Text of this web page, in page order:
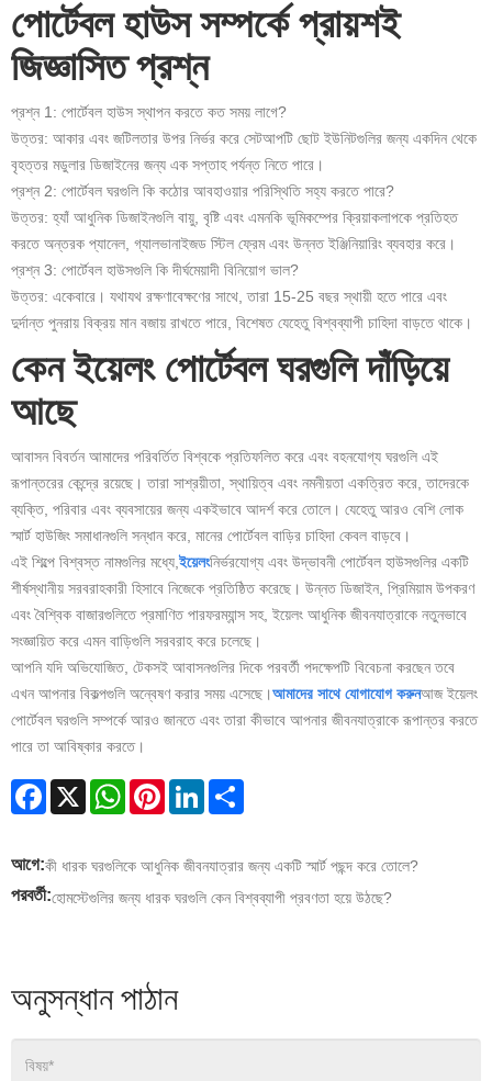
পোর্টেবল হাউস সম্পর্কে প্রায়শই
জিজ্ঞাসিত প্রশ্ন
প্রশ্ন 1: পোর্টেবল হাউস স্থাপন করতে কত সময় লাগে?
উত্তর: আকার এবং জটিলতার উপর নির্ভর করে সেটআপটি ছোট ইউনিটগুলির জন্য একদিন থেকে
বৃহত্তর মডুলার ডিজাইনের জন্য এক সপ্তাহ পর্যন্ত নিতে পারে।
প্রশ্ন 2: পোর্টেবল ঘরগুলি কি কঠোর আবহাওয়ার পরিস্থিতি সহ্য করতে পারে?
উত্তর: হ্যাঁ আধুনিক ডিজাইনগুলি বায়ু, বৃষ্টি এবং এমনকি ভূমিকম্পের ক্রিয়াকলাপকে প্রতিহত
করতে অন্তরক প্যানেল, গ্যালভানাইজড স্টিল ফ্রেম এবং উন্নত ইঞ্জিনিয়ারিং ব্যবহার করে।
প্রশ্ন 3: পোর্টেবল হাউসগুলি কি দীর্ঘমেয়াদী বিনিয়োগ ভাল?
উত্তর: একেবারে। যথাযথ রক্ষণাবেক্ষণের সাথে, তারা 15-25 বছর স্থায়ী হতে পারে এবং
দুর্দান্ত পুনরায় বিক্রয় মান বজায় রাখতে পারে, বিশেষত যেহেতু বিশ্বব্যাপী চাহিদা বাড়তে থাকে।
কেন ইয়েলং পোর্টেবল ঘরগুলি দাঁড়িয়ে
আছে
আবাসন বিবর্তন আমাদের পরিবর্তিত বিশ্বকে প্রতিফলিত করে এবং বহনযোগ্য ঘরগুলি এই
রূপান্তরের কেন্দ্রে রয়েছে। তারা সাশ্রয়ীতা, স্থায়িত্ব এবং নমনীয়তা একত্রিত করে, তাদেরকে
ব্যক্তি, পরিবার এবং ব্যবসায়ের জন্য একইভাবে আদর্শ করে তোলে। যেহেতু আরও বেশি লোক
স্মার্ট হাউজিং সমাধানগুলি সন্ধান করে, মানের পোর্টেবল বাড়ির চাহিদা কেবল বাড়বে।
এই শিল্পে বিশ্বস্ত নামগুলির মধ্যে,ইয়েলংনির্ভরযোগ্য এবং উদ্ভাবনী পোর্টেবল হাউসগুলির একটি
শীর্ষস্থানীয় সরবরাহকারী হিসাবে নিজেকে প্রতিষ্ঠিত করেছে। উন্নত ডিজাইন, প্রিমিয়াম উপকরণ
এবং বৈশ্বিক বাজারগুলিতে প্রমাণিত পারফরম্যান্স সহ, ইয়েলং আধুনিক জীবনযাত্রাকে নতুনভাবে
সংজ্ঞায়িত করে এমন বাড়িগুলি সরবরাহ করে চলেছে।
আপনি যদি অভিযোজিত, টেকসই আবাসনগুলির দিকে পরবর্তী পদক্ষেপটি বিবেচনা করছেন তবে
এখন আপনার বিকল্পগুলি অন্বেষণ করার সময় এসেছে।আমাদের সাথে যোগাযোগ করুনআজ ইয়েলং
পোর্টেবল ঘরগুলি সম্পর্কে আরও জানতে এবং তারা কীভাবে আপনার জীবনযাত্রাকে রূপান্তর করতে
পারে তা আবিষ্কার করতে।
Facebook
X WhatsAppPinterestLinkedIn
আগে:কী ধারক ঘরগুলিকে আধুনিক জীবনযাত্রার জন্য একটি স্মার্ট পছন্দ করে তোলে?
পরবর্তী:হোমস্টেগুলির জন্য ধারক ঘরগুলি কেন বিশ্বব্যাপী প্রবণতা হয়ে উঠছে?
অনুসন্ধান পাঠান